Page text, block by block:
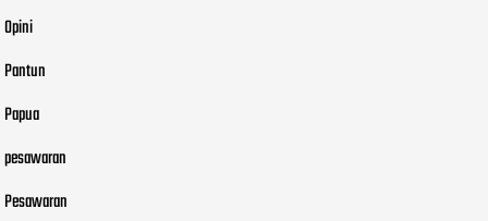
Opini
Pantun
Papua
pesawaran
Pesawaran